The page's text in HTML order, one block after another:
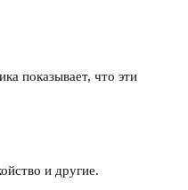
показывает, что эти
и другие.